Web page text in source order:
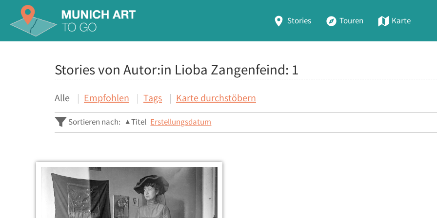
Stories Touren Karte
Stories von Autor:in Lioba Zangenfeind: 1
Alle Empfohlen Tags Karte durchstöbern
Sortieren nach: Titel Erstellungsdatum